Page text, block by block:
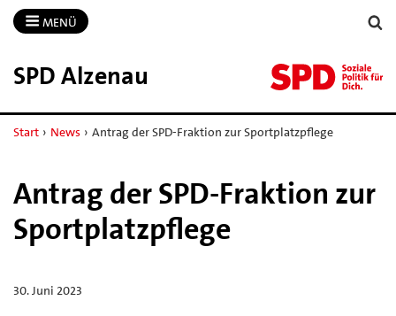
MENÜ
SPD Alzenau
Start › News › Antrag der SPD-Fraktion zur Sportplatzpflege
Antrag der SPD-Fraktion zur
Sportplatzpflege
30. Juni 2023